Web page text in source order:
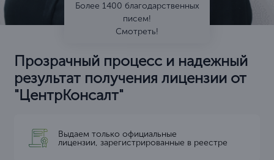
Более 1400 благодарственных
писем!
Смотреть!
Прозрачный процесс и надежный
результат получения лицензии от
"ЦентрКонсалт"
Выдаем только официальные
лицензии, зарегистрированные в реестре